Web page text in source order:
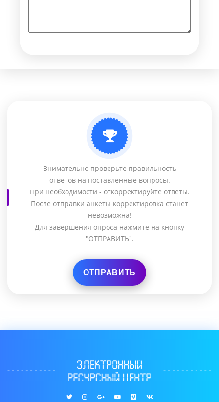
Внимательно проверьте правильность
ответов на поставленные вопросы.
При необходимости - откорректируйте ответы.
После отправки анкеты корректировка станет
невозможна!
Для завершения опроса нажмите на кнопку
"ОТПРАВИТЬ".